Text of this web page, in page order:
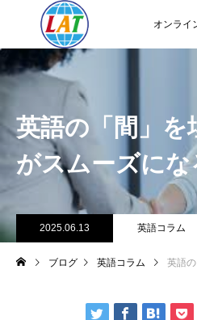
オンライ
英語の「間」を
がスムーズに
2025.06.13 英語コラム
ブログ 英語コラム 英語の「